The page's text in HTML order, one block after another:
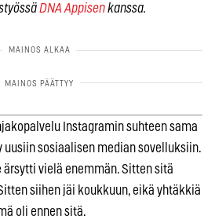
DNA Appisenkanssa.
Instagramin suhteen sama
sosiaalisen median sovelluksiin.
ärsytti vielä enemmän. Sitten sitä
siihen jäi koukkuun, eikä yhtäkkiä
oli ennen sitä.